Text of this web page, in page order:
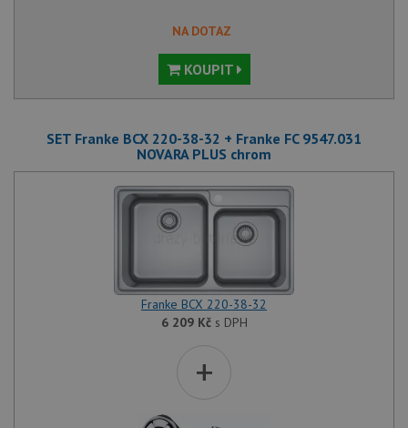
NA DOTAZ
KOUPIT
SET Franke BCX 220-38-32 + Franke FC 9547.031
NOVARA PLUS chrom
Franke BCX 220-38-32
6 209 Kčs DPH
+